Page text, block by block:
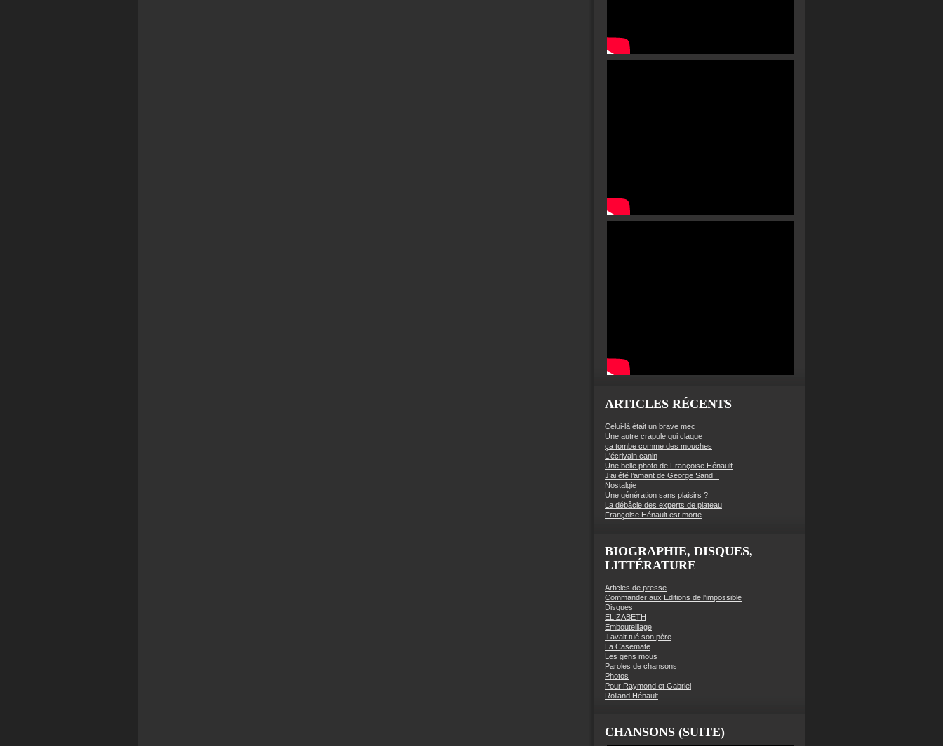
ARTICLES RÉCENTS
Celui-là était un brave mec
Une autre crapule qui claque
ça tombe comme des mouches
L'écrivain canin
Une belle photo de Françoise Hénault
J’ai été l’amant de George Sand !
Nostalgie
Une génération sans plaisirs ?
La débâcle des experts de plateau
Françoise Hénault est morte
BIOGRAPHIE, DISQUES,
LITTÉRATURE
Articles de presse
Commander aux Editions de l'impossible
Disques
ELIZABETH
Embouteillage
Il avait tué son père
La Casemate
Les gens mous
Paroles de chansons
Photos
Pour Raymond et Gabriel
Rolland Hénault
CHANSONS (SUITE)